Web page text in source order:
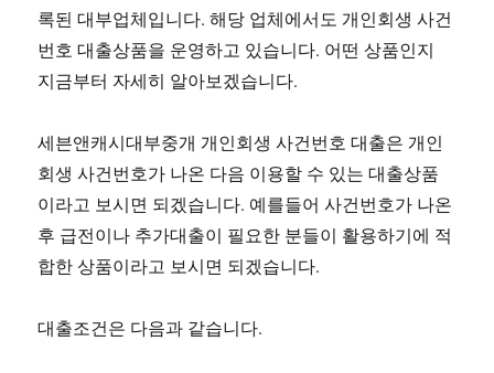
록된 대부업체입니다. 해당 업체에서도 개인회생 사건
번호 대출상품을 운영하고 있습니다. 어떤 상품인지
지금부터 자세히 알아보겠습니다.
세븐앤캐시대부중개 개인회생 사건번호 대출은 개인
회생 사건번호가 나온 다음 이용할 수 있는 대출상품
이라고 보시면 되겠습니다. 예를들어 사건번호가 나온
후 급전이나 추가대출이 필요한 분들이 활용하기에 적
합한 상품이라고 보시면 되겠습니다.
대출조건은 다음과 같습니다.